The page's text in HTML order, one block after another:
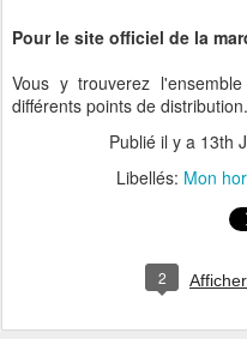
Pour le site officiel de la
Vous y trouverez
différents points de distribution.
Publié il y a 13th
Libellés: Mon
2